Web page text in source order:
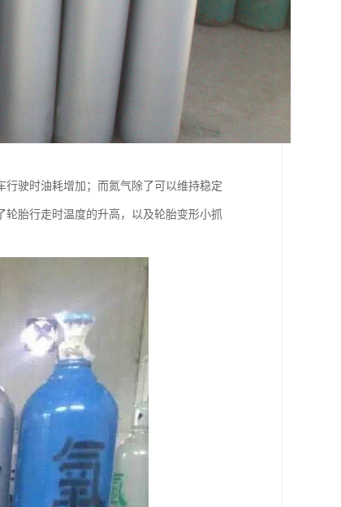
驶时油耗增加；而氮气除了可以维持稳定
胎行走时温度的升高，以及轮胎变形小抓